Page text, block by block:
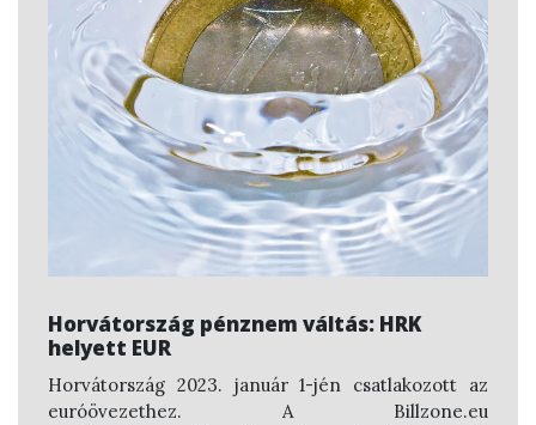
Horvátország pénznem váltás: HRK
helyett EUR
Horvátország 2023. január 1-jén csatlakozott az
euróövezethez. A Billzone.eu